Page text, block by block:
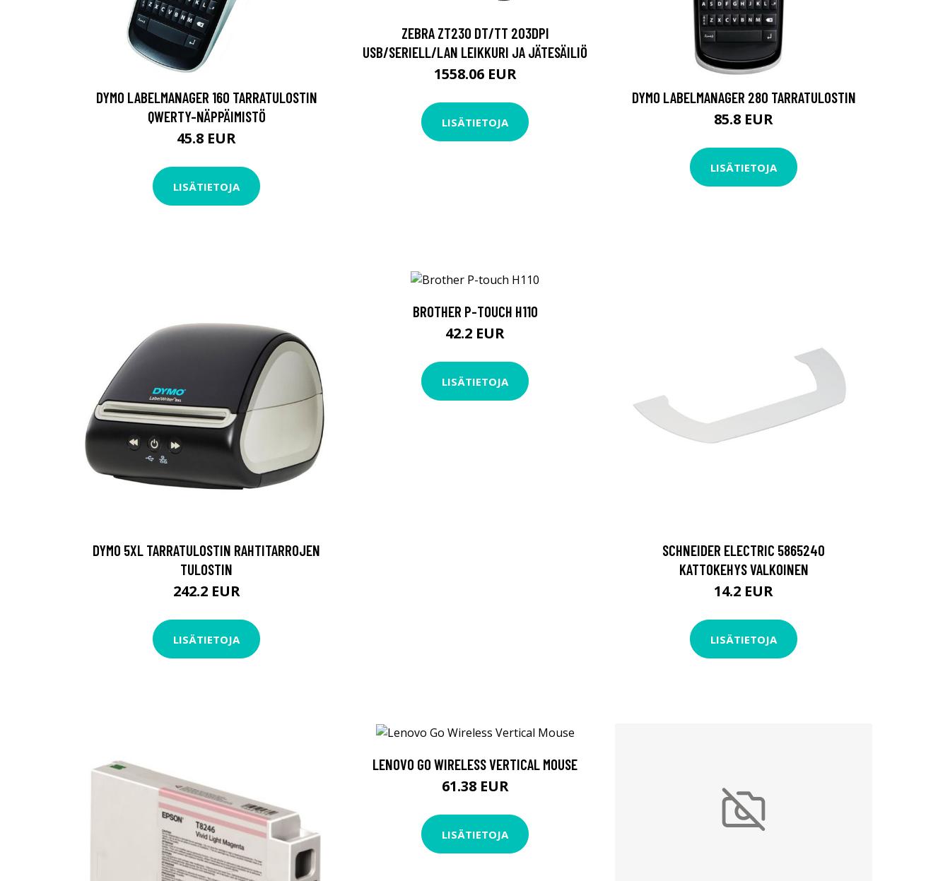
DYMO LABELMANAGER 160 TARRATULOSTIN
QWERTY-NÄPPÄIMISTÖ
45.8 EUR
LISÄTIETOJA
ZEBRA ZT230 DT/TT 203DPI
USB/SERIELL/LAN LEIKKURI JA JÄTESÄILIÖ
1558.06 EUR
LISÄTIETOJA
DYMO LABELMANAGER 280 TARRATULOSTIN
85.8 EUR
LISÄTIETOJA
DYMO 5XL TARRATULOSTIN RAHTITARROJEN
TULOSTIN
242.2 EUR
LISÄTIETOJA
BROTHER P-TOUCH H110
42.2 EUR
LISÄTIETOJA
SCHNEIDER ELECTRIC 5865240
KATTOKEHYS VALKOINEN
14.2 EUR
LISÄTIETOJA
LENOVO GO WIRELESS VERTICAL MOUSE
61.38 EUR
LISÄTIETOJA